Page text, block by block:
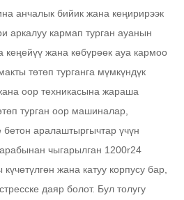
анчалык бийик жана кеңирирээк
аркалуу кармап турган ауанын
кеңейүү жана көбүрөөк ауа кармоо
төтөп турганга мүмкүндүк
оор техникасына жараша
турган оор машиналар,
аралаштыргычтар үчүн
чыгарылган 1200r24
жана катуу корпусу бар,
даяр болот. Бул толугу